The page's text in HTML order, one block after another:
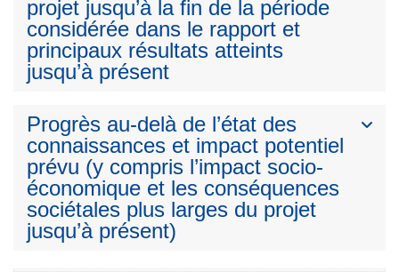
projet jusqu’à la fin de la période
considérée dans le rapport et
principaux résultats atteints
jusqu’à présent
Progrès au-delà de l’état des
connaissances et impact potentiel
prévu (y compris l’impact socio-
économique et les conséquences
sociétales plus larges du projet
jusqu’à présent)